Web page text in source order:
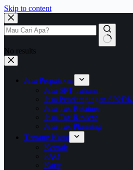
Skip to content
No results
Jasa Perpajakan
Jasa SPT Tahunan
Jasa Pendampingan SP2DK
Jasa Tax Retainer
Jasa Tax Review
Jasa Tax Planning
Tentang Kami
Kontak
FAQ
Karir